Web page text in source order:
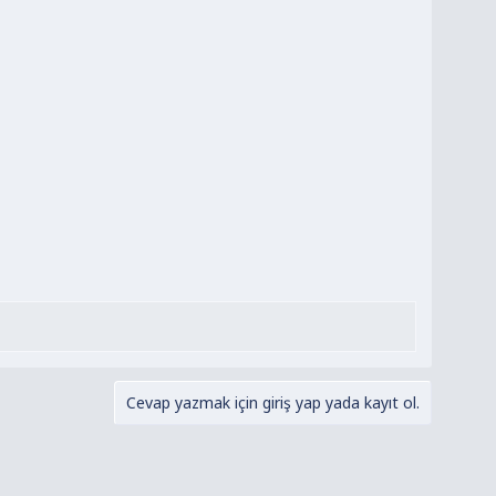
Cevap yazmak için giriş yap yada kayıt ol.